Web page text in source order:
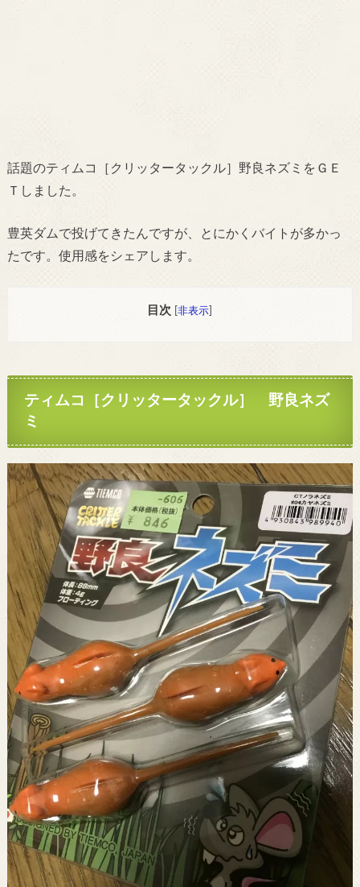
話題のティムコ［クリッタータックル］野良ネズミをＧＥ
Ｔしました。
豊英ダムで投げてきたんですが、とにかくバイトが多かっ
たです。使用感をシェアします。
目次 [非表示
ティムコ［クリッタータックル］ 野良ネズ
ミ